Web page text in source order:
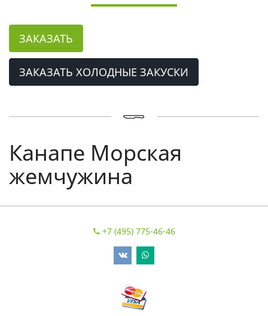
ЗАКАЗАТЬ
ЗАКАЗАТЬ ХОЛОДНЫЕ ЗАКУСКИ
Канапе Морская
жемчужина
+7 (495) 775-46-46